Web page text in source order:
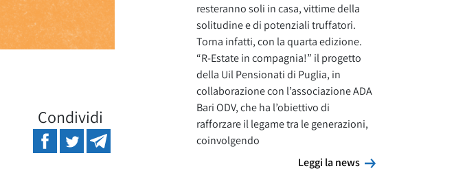
Condividi
resteranno soli in casa, vittime della
solitudine e di potenziali truffatori.
Torna infatti, con la quarta edizione.
“R-Estate in compagnia!” il progetto
della Uil Pensionati di Puglia, in
collaborazione con l’associazione ADA
Bari ODV, che ha l’obiettivo di
rafforzare il legame tra le generazioni,
coinvolgendo
Leggi la news
Leggi la news